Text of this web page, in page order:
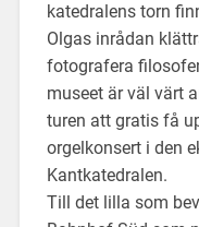
katedralens torn
Olgas inrådan
fotografera
museet är väl värt
turen att gratis få
orgelkonsert i den
Kantkatedralen.
Till det lilla som